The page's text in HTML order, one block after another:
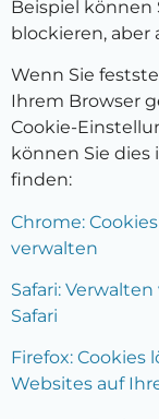
Beispiel können
blockieren, aber
Wenn Sie
Ihrem Browser
Cookie-
können Sie
finden:
Chrome:
verwalten
Safari:
Safari
Firefox: Cookies
Websites auf